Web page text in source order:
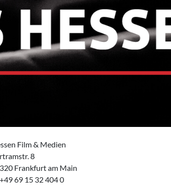
Film & Medien
8
Frankfurt am Main
69 15 32 404 0